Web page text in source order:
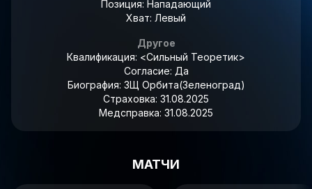
Позиция: Нападающий
Хват: Левый
Другое
Квалификация: <Сильный Теоретик>
Согласие: Да
Биография: ЗЩ Орбита(Зеленоград)
Страховка: 31.08.2025
Медсправка: 31.08.2025
МАТЧИ